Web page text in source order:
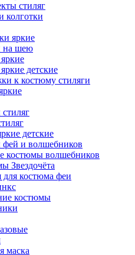
стиляг
колготки
яркие
на шею
детские
к костюму стиляги
детские
и волшебников
костюмы волшебников
Звездочёта
для костюма феи
костюмы
маска